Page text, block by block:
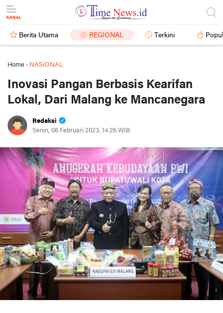
Berita Utama REGIONAL Terkini
Home › NASIONAL
Inovasi Pangan Berbasis Kearifan
Lokal, Dari Malang ke Mancanegara
Redaksi
Senin, 06 Februari 2023, 14:26 WIB